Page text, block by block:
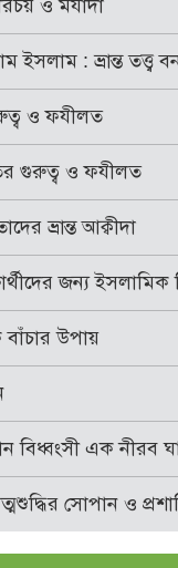
ও মর্যাদা
ইসলাম : ভ্রান্ত তত্ত্ব
ও ফযীলত
গুরুত্ব ও ফযীলত
ভ্রান্ত আক্বীদা
জন্য ইসলামিক
উপায়
বিধ্বংসী এক নীরব
সোপান ও